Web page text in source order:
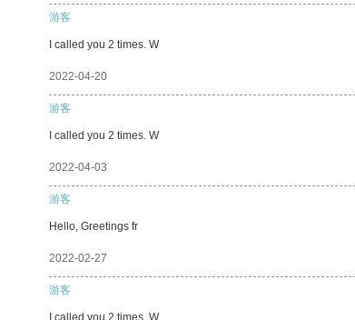
游客
I called you 2 times. W
2022-04-20
游客
I called you 2 times. W
2022-04-03
游客
Hello, Greetings fr
2022-02-27
游客
I called you 2 times. W